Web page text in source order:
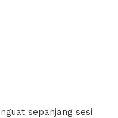
sepanjang sesi